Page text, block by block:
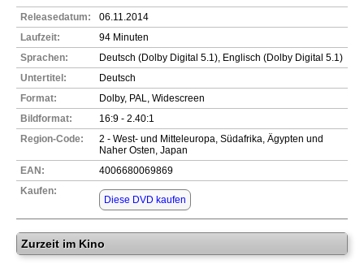
Releasedatum:
06.11.2014
Laufzeit:
94 Minuten
Sprachen:
Deutsch (Dolby Digital 5.1), Englisch (Dolby Digital 5.1)
Untertitel:
Deutsch
Format:
Dolby, PAL, Widescreen
Bildformat:
16:9 - 2.40:1
Region-Code:
2 - West- und Mitteleuropa, Südafrika, Ägypten und
Naher Osten, Japan
EAN:
4006680069869
Kaufen:
Diese DVD kaufen
Zurzeit im Kino